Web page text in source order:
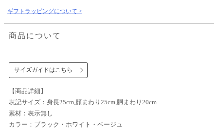
ギフトラッピングについて >
商品について
サイズガイドはこちら
【商品詳細】
表記サイズ：身長25cm,顔まわり25cm,胴まわり20cm
素材：表示無し
カラー：ブラック・ホワイト・ベージュ